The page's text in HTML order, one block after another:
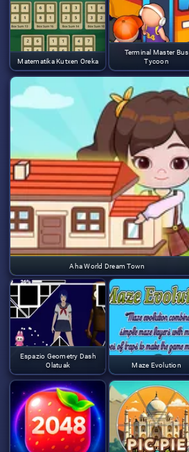
Matematika Kutxen Oreka
Terminal Master Bus
Tycoon
Aha World Dream Town
Espazio Geometry Dash
Olatuak
Maze Evolution